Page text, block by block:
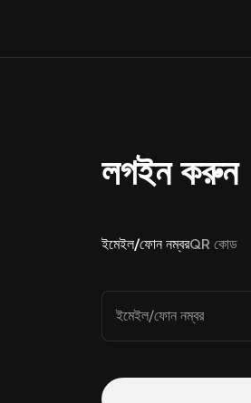
লগইন করুন
ইমেইল/ফোন নম্বরQR কোড
ইমেইল/ফোন নম্বর